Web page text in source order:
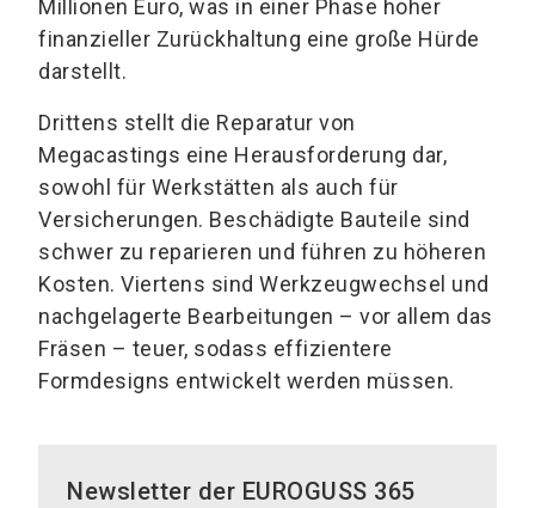
Millionen Euro, was in einer Phase hoher
finanzieller Zurückhaltung eine große Hürde
darstellt.
Drittens stellt die Reparatur von
Megacastings eine Herausforderung dar,
sowohl für Werkstätten als auch für
Versicherungen. Beschädigte Bauteile sind
schwer zu reparieren und führen zu höheren
Kosten. Viertens sind Werkzeugwechsel und
nachgelagerte Bearbeitungen – vor allem das
Fräsen – teuer, sodass effizientere
Formdesigns entwickelt werden müssen.
Newsletter der EUROGUSS 365